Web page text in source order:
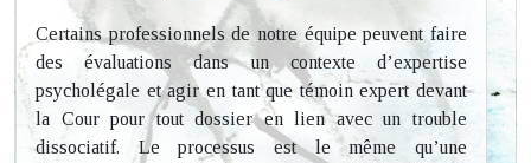
Certains professionnels de notre équipe peuvent faire
des évaluations dans un contexte d’expertise
psycholégale et agir en tant que témoin expert devant
la Cour pour tout dossier en lien avec un trouble
dissociatif. Le processus est le même qu’une